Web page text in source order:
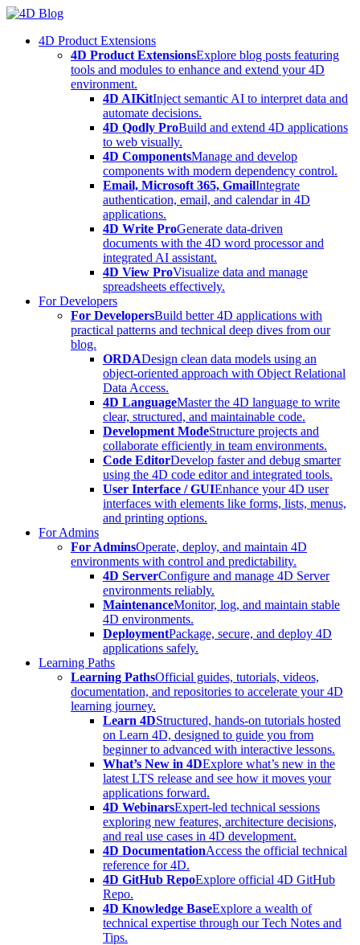
Skip
content4D Product Extensions
4D Product ExtensionsExplore blog posts featuring
tools and modules to enhance and extend your 4D
environment.
4D AIKitInject semantic AI to interpret data and
automate decisions.
4D Qodly ProBuild and extend 4D applications
to web visually.
4D ComponentsManage and develop
components with modern dependency control.
Email, Microsoft 365, GmailIntegrate
authentication, email, and calendar in 4D
applications.
4D Write ProGenerate data-driven
documents with the 4D word processor and
integrated AI assistant.
4D View ProVisualize data and manage
spreadsheets effectively.
For Developers
For DevelopersBuild better 4D applications with
practical patterns and technical deep dives from our
blog.
ORDADesign clean data models using an
object-oriented approach with Object Relational
Data Access.
4D LanguageMaster the 4D language to write
clear, structured, and maintainable code.
Development ModeStructure projects and
collaborate efficiently in team environments.
Code EditorDevelop faster and debug smarter
using the 4D code editor and integrated tools.
User Interface / GUIEnhance your 4D user
interfaces with elements like forms, lists, menus,
and printing options.
For Admins
For AdminsOperate, deploy, and maintain 4D
environments with control and predictability.
4D ServerConfigure and manage 4D Server
environments reliably.
MaintenanceMonitor, log, and maintain stable
4D environments.
DeploymentPackage, secure, and deploy 4D
applications safely.
Learning Paths
Learning PathsOfficial guides, tutorials, videos,
documentation, and repositories to accelerate your 4D
learning journey.
Learn 4DStructured, hands-on tutorials hosted
on Learn 4D, designed to guide you from
beginner to advanced with interactive lessons.
What’s New in 4DExplore what’s new in the
latest LTS release and see how it moves your
applications forward.
4D WebinarsExpert-led technical sessions
exploring new features, architecture decisions,
and real use cases in 4D development.
4D DocumentationAccess the official technical
reference for 4D.
4D GitHub RepoExplore official 4D GitHub
Repo.
4D Knowledge BaseExplore a wealth of
technical expertise through our Tech Notes and
Tips.